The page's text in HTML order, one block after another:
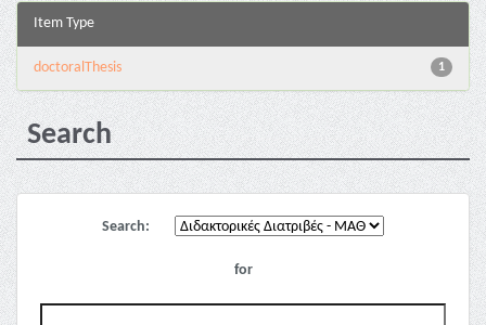
Item Type
1
doctoralThesis
Search
Search:
for